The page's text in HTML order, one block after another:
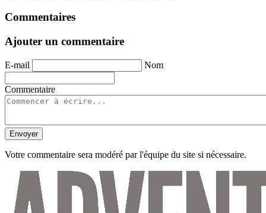
Commentaires
Ajouter un commentaire
E-mail Nom
Commentaire
Envoyer
Votre commentaire sera modéré par l'équipe du site si nécessaire.